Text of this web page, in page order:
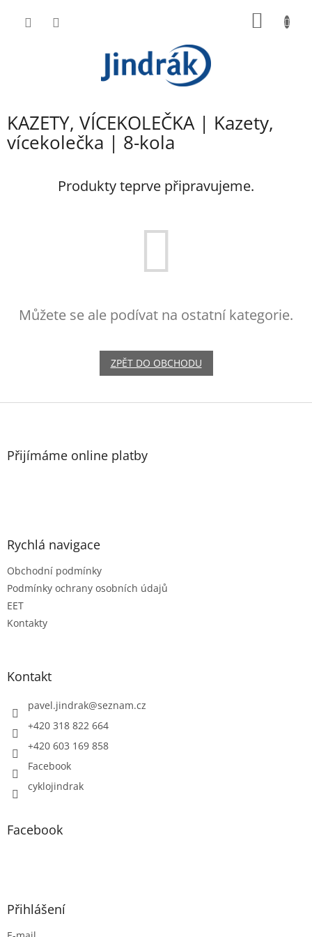
KAZETY, VÍCEKOLEČKA | Kazety,
vícekolečka | 8-kola
Produkty teprve připravujeme.
Můžete se ale podívat na ostatní kategorie.
ZPĚT DO OBCHODU
Z
Přijímáme online platby
Rychlá navigace
Obchodní podmínky
Podmínky ochrany osobních údajů
EET
Kontakty
Kontakt
pavel.jindrak@seznam.cz
+420 318 822 664
+420 603 169 858
Facebook
cyklojindrak
Facebook
Přihlášení